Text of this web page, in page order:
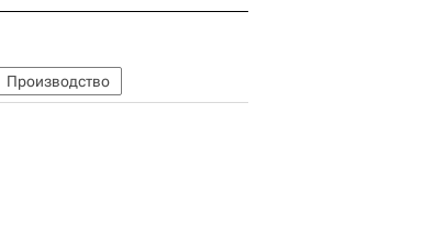
Производство